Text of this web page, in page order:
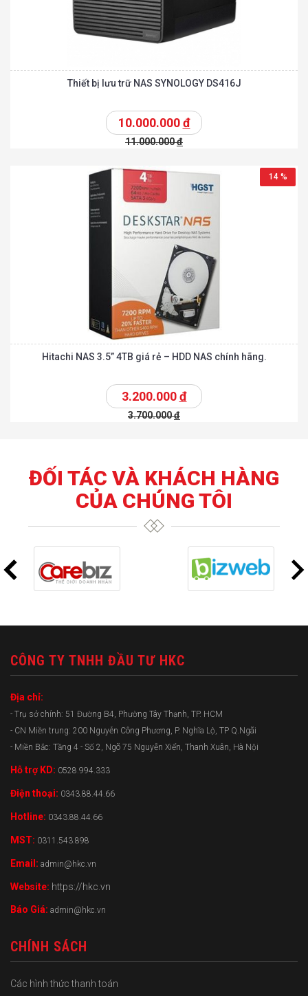
Thiết bị lưu trữ NAS SYNOLOGY DS416J
10.000.000đ
11.000.000đ
14 %
Hitachi NAS 3.5” 4TB giá rẻ – HDD NAS chính hãng.
3.200.000đ
3.700.000đ
ĐỐI TÁC VÀ KHÁCH HÀNG
CỦA CHÚNG TÔI
CÔNG TY TNHH ĐẦU TƯ HKC
Địa chỉ:
- Trụ sở chính: 51 Đường B4, Phường Tây Thạnh, TP. HCM
- CN Miền trung: 200 Nguyễn Công Phương, P. Nghĩa Lộ, TP Q.Ngãi
- Miền Bắc: Tầng 4 - Số 2, Ngõ 75 Nguyễn Xiển, Thanh Xuân, Hà Nội
Hỗ trợ KD: 0528.994.333
Điện thoại: 0343.88.44.66
Hotline: 0343.88.44.66
MST: 0311.543.898
Email: admin@hkc.vn
Website: https://hkc.vn
Báo Giá: admin@hkc.vn
CHÍNH SÁCH
Các hình thức thanh toán